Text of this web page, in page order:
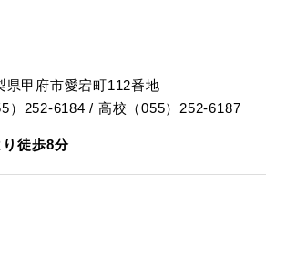
県甲府市愛宕町112番地
）252-6184 / 高校（055）252-6187
徒歩8分